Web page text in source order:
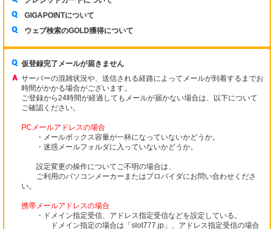
GIGAPOINTについて
ウェブ検索のGOLD獲得について
仮登録完了メールが届きません
サーバーの混雑状況や、送信される経路によってメールが到着するまでお
時間がかかる場合がございます。
ご登録から24時間が経過してもメールが届かない場合は、以下について
ご確認ください。
PCメールアドレスの場合
・メールボックス容量が一杯になっていないかどうか。
・迷惑メールフォルダに入っていないかどうか。
設定変更の操作についてご不明の場合は、
ご利用のパソコンメーカーまたはプロバイダにお問い合わせくださ
い。
携帯メールアドレスの場合
・ドメイン指定受信、アドレス指定受信などを設定している。
ドメイン指定の場合は「slot777.jp」、アドレス指定受信の場合